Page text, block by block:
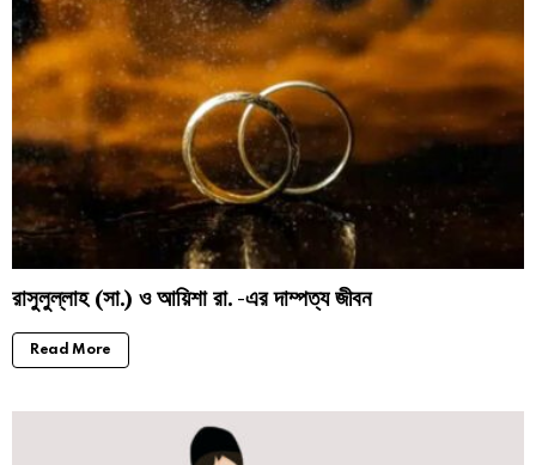
রাসুলুল্লাহ (সা.) ও আয়িশা রা. -এর দাম্পত্য জীবন
Read More